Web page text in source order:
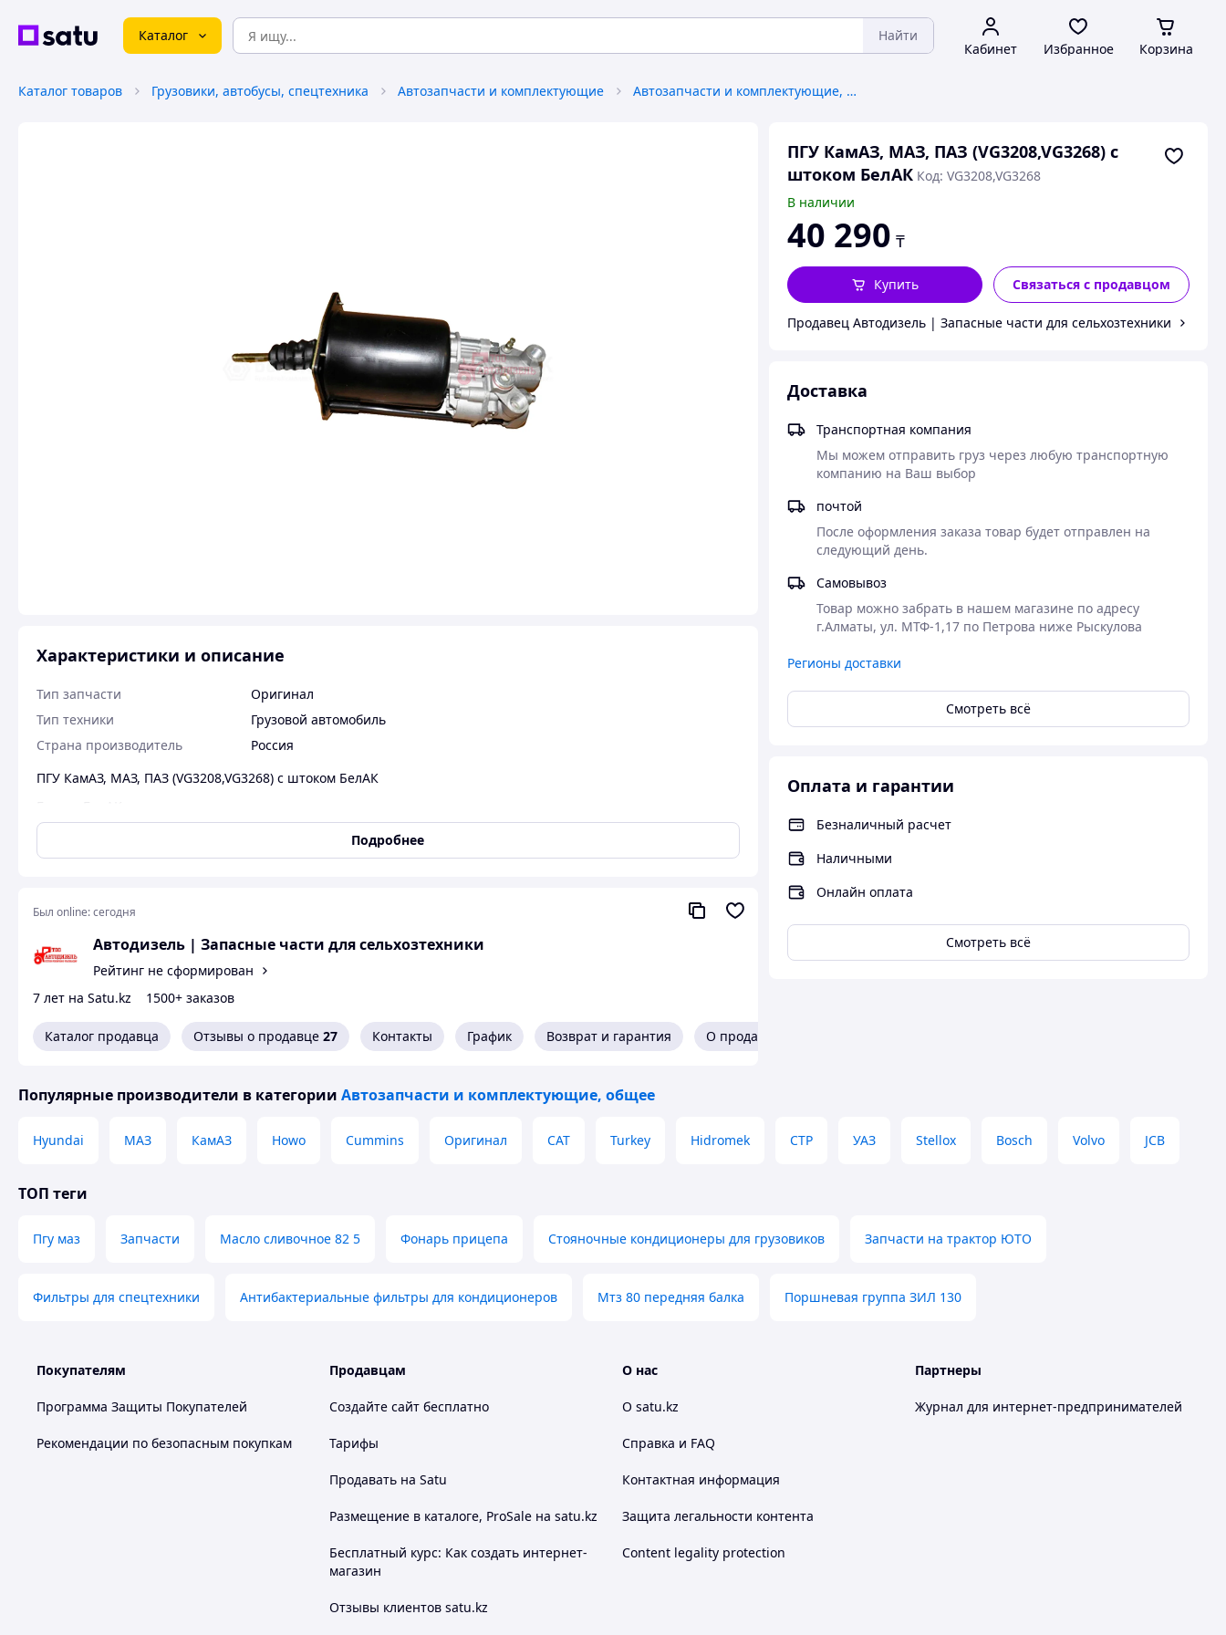
Каталог Найти
Кабинет Избранное Корзина
Каталог товаров Грузовики, автобусы, спецтехника Автозапчасти и комплектующие Автозапчасти и комплектующие, общее
ПГУ КамАЗ, МАЗ, ПАЗ (VG3208,VG3268) с
штоком БелАК Код: VG3208,VG3268
В наличии
40 290 ₸
Купить Связаться с продавцом
Продавец Автодизель | Запасные части для сельхозтехники
Доставка
Транспортная компания
Мы можем отправить груз через любую транспортную
компанию на Ваш выбор
почтой
После оформления заказа товар будет отправлен на
следующий день.
Самовывоз
Товар можно забрать в нашем магазине по адресу
г.Алматы, ул. МТФ-1,17 по Петрова ниже Рыскулова
Регионы доставки
Смотреть всё
Оплата и гарантии
Безналичный расчет
Наличными
Онлайн оплата
Смотреть всё
Характеристики и описание
Тип запчасти
Оригинал
Тип техники
Грузовой автомобиль
Страна производитель
Россия
ПГУ КамАЗ, МАЗ, ПАЗ (VG3208,VG3268) с штоком БелАК
Применяемость: Транспортные средства: МАЗ 5432, МАЗ 5440, МАЗ 6422, ПАЗ автобусы, КАМАЗ грузовые
автомобили
Подробнее
Был online:сегодня
Автодизель | Запасные части для сельхозтехники
Рейтинг не сформирован
7 лет на Satu.kz
1500+ заказов
Каталог продавца Отзывы о продавце 27 Контакты График Возврат и гарантия О продавце
Популярные производители в категории Автозапчасти и комплектующие, общее
Hyundai МАЗ КамАЗ Howo Cummins Оригинал CAT Turkey Hidromek CTP УАЗ Stellox Bosch Volvo JCB
ТОП теги
Пгу маз Запчасти Масло сливочное 82 5 Фонарь прицепа Стояночные кондиционеры для грузовиков Запчасти на трактор ЮТО
Фильтры для спецтехники Антибактериальные фильтры для кондиционеров Мтз 80 передняя балка Поршневая группа ЗИЛ 130
Покупателям
Программа Защиты Покупателей
Рекомендации по безопасным покупкам
Продавцам
Создайте сайт бесплатно
Тарифы
Продавать на Satu
Размещение в каталоге, ProSale на satu.kz
Бесплатный курс: Как создать интернет-
магазин
Отзывы клиентов satu.kz
О нас
О satu.kz
Справка и FAQ
Контактная информация
Защита легальности контента
Content legality protection
Партнеры
Журнал для интернет-предпринимателей